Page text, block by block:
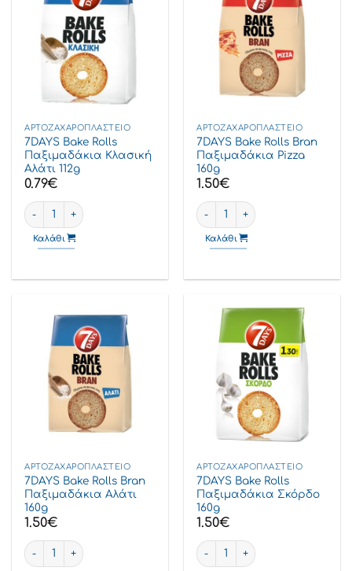
ΑΡΤΟΖΑΧΑΡΟΠΛΑΣΤΕΊΟ
7DAYS Bake Rolls
Παξιμαδάκια Κλασική
Αλάτι 112g
0.79€
7DAYS Bake Rolls Παξιμαδάκια Κλασική Αλάτι 112g ποσότητα
Καλάθι
ΑΡΤΟΖΑΧΑΡΟΠΛΑΣΤΕΊΟ
7DAYS Bake Rolls Bran
Παξιμαδάκια Pizza
160g
1.50€
7DAYS Bake Rolls Bran
Καλάθι
ΑΡΤΟΖΑΧΑΡΟΠΛΑΣΤΕΊΟ
7DAYS Bake Rolls Bran
Παξιμαδάκια Αλάτι
160g
1.50€
7DAYS Bake Rolls Bran Παξιμαδάκια Αλάτι 160g ποσότητα
ΑΡΤΟΖΑΧΑΡΟΠΛΑΣΤΕΊΟ
7DAYS Bake Rolls
Παξιμαδάκια Σκόρδο
160g
1.50€
7DAYS Bake Rolls